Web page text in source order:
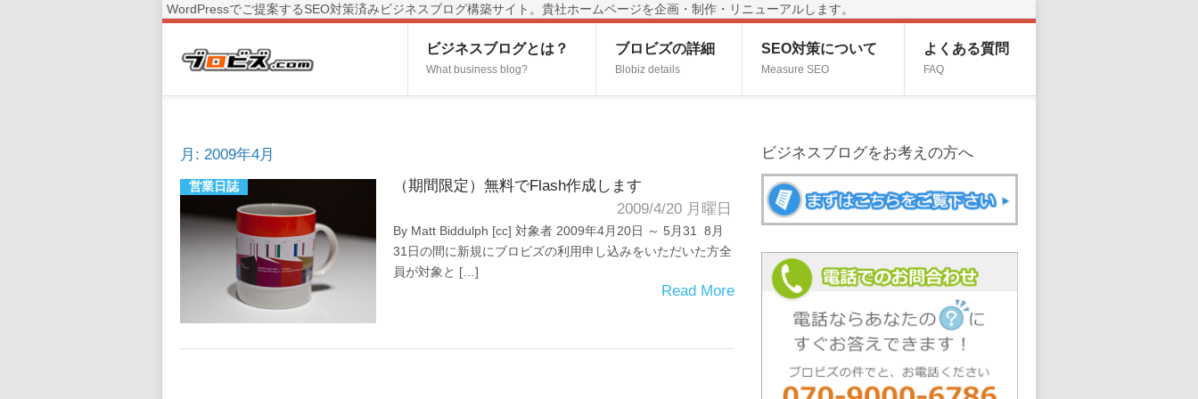
WordPressでご提案するSEO対策済みビジネスブログ構築サイト。貴社ホームページを企画・制作・リニューアルします。
ビジネスブログとは？
What business blog?
ブロビズの詳細
Blobiz details
SEO対策について
Measure SEO
よくある質問
FAQ
月: 2009年4月
営業日誌
（期間限定）無料でFlash作成します
2009/4/20 月曜日
By Matt Biddulph [cc] 対象者 2009年4月20日 ～ 5月31 8月
31日の間に新規にブロビズの利用申し込みをいただいた方全
員が対象と […]
Read More
ビジネスブログをお考えの方へ